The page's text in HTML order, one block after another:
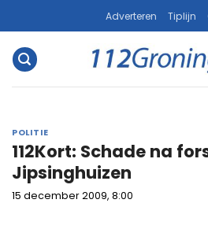
naar
inhoud
Adverteren Tiplijn
POLITIE
112Kort: Schade na
Jipsinghuizen
15 december 2009, 8:00